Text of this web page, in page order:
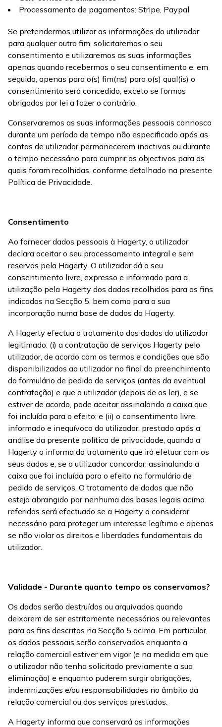
Processamento de pagamentos: Stripe, Paypal
Se pretendermos utilizar as informações do utilizador
para qualquer outro fim, solicitaremos o seu
consentimento e utilizaremos as suas informações
apenas quando recebermos o seu consentimento e, em
seguida, apenas para o(s) fim(ns) para o(s) qual(is) o
consentimento será concedido, exceto se formos
obrigados por lei a fazer o contrário.
Conservaremos as suas informações pessoais connosco
durante um período de tempo não especificado após as
contas de utilizador permanecerem inactivas ou durante
o tempo necessário para cumprir os objectivos para os
quais foram recolhidas, conforme detalhado na presente
Política de Privacidade.
Consentimento
Ao fornecer dados pessoais à Hagerty, o utilizador
declara aceitar o seu processamento integral e sem
reservas pela Hagerty. O utilizador dá o seu
consentimento livre, expresso e informado para a
utilização pela Hagerty dos dados recolhidos para os fins
indicados na Secção 5, bem como para a sua
incorporação numa base de dados da Hagerty.
A Hagerty efectua o tratamento dos dados do utilizador
legitimado: (i) a contratação de serviços Hagerty pelo
utilizador, de acordo com os termos e condições que são
disponibilizados ao utilizador no final do preenchimento
do formulário de pedido de serviços (antes da eventual
contratação) e que o utilizador (depois de os ler), e se
estiver de acordo, pode aceitar assinalando a caixa que
foi incluída para o efeito; e (ii) o consentimento livre,
informado e inequívoco do utilizador, prestado após a
análise da presente política de privacidade, quando a
Hagerty o informa do tratamento que irá efetuar com os
seus dados e, se o utilizador concordar, assinalando a
caixa que foi incluída para o efeito no formulário de
pedido de serviços. O tratamento de dados que não
esteja abrangido por nenhuma das bases legais acima
referidas será efectuado se a Hagerty o considerar
necessário para proteger um interesse legítimo e apenas
se não violar os direitos e liberdades fundamentais do
utilizador.
Validade - Durante quanto tempo os conservamos?
Os dados serão destruídos ou arquivados quando
deixarem de ser estritamente necessários ou relevantes
para os fins descritos na Secção 5 acima. Em particular,
os dados pessoais serão conservados enquanto a
relação comercial estiver em vigor (e na medida em que
o utilizador não tenha solicitado previamente a sua
eliminação) e enquanto puderem surgir obrigações,
indemnizações e/ou responsabilidades no âmbito da
relação comercial ou dos serviços prestados.
A Hagerty informa que conservará as informações